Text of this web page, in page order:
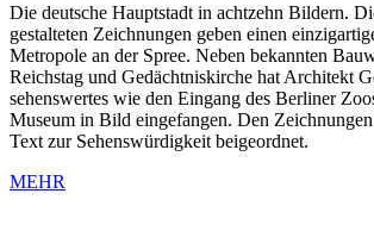
Die deutsche Hauptstadt in achtzehn Bildern.
gestalteten Zeichnungen geben einen
Metropole an der Spree. Neben bekannten
Reichstag und Gedächtniskirche hat Architekt
sehenswertes wie den Eingang des Berliner
Museum in Bild eingefangen. Den
Text zur Sehenswürdigkeit beigeordnet.
MEHR